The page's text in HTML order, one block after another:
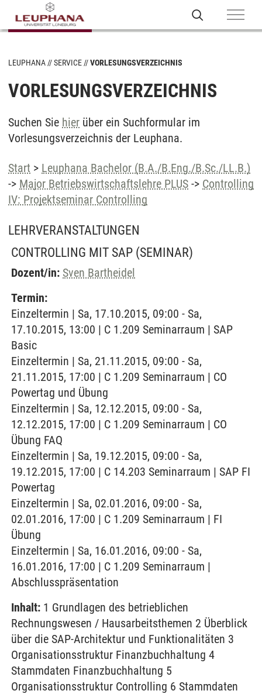
LEUPHANA SERVICE VORLESUNGSVERZEICHNIS
VORLESUNGSVERZEICHNIS
Suchen Sie hier über ein Suchformular im
Vorlesungsverzeichnis der Leuphana.
Start > Leuphana Bachelor (B.A./B.Eng./B.Sc./LL.B.)
-> Major Betriebswirtschaftslehre PLUS -> Controlling
IV: Projektseminar Controlling
LEHRVERANSTALTUNGEN
CONTROLLING MIT SAP (SEMINAR)
Dozent/in: Sven Bartheidel
Termin:
Einzeltermin | Sa, 17.10.2015, 09:00 - Sa,
17.10.2015, 13:00 | C 1.209 Seminarraum | SAP
Basic
Einzeltermin | Sa, 21.11.2015, 09:00 - Sa,
21.11.2015, 17:00 | C 1.209 Seminarraum | CO
Powertag und Übung
Einzeltermin | Sa, 12.12.2015, 09:00 - Sa,
12.12.2015, 17:00 | C 1.209 Seminarraum | CO
Übung FAQ
Einzeltermin | Sa, 19.12.2015, 09:00 - Sa,
19.12.2015, 17:00 | C 14.203 Seminarraum | SAP FI
Powertag
Einzeltermin | Sa, 02.01.2016, 09:00 - Sa,
02.01.2016, 17:00 | C 1.209 Seminarraum | FI
Übung
Einzeltermin | Sa, 16.01.2016, 09:00 - Sa,
16.01.2016, 17:00 | C 1.209 Seminarraum |
Abschlusspräsentation
Inhalt: 1 Grundlagen des betrieblichen
Rechnungswesen / Hausarbeitsthemen 2 Überblick
über die SAP-Architektur und Funktionalitäten 3
Organisationsstruktur Finanzbuchhaltung 4
Stammdaten Finanzbuchhaltung 5
Organisationsstruktur Controlling 6 Stammdaten